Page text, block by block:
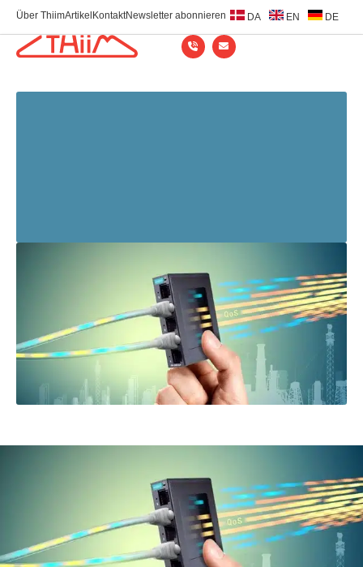
Über ThiimArtikel KontaktNewsletter abonnieren DA EN DE